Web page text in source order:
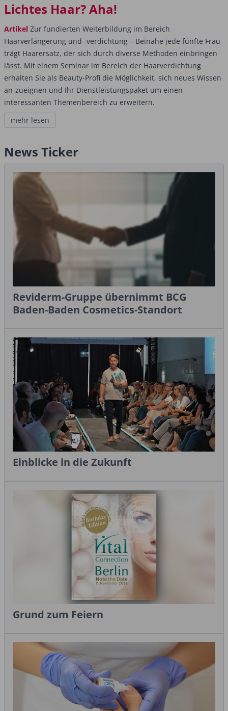
Lichtes Haar? Aha!
Artikel Zur fundierten Weiterbildung im Bereich
Haarverlängerung und -verdichtung – Beinahe jede fünfte Frau
trägt Haarersatz, der sich durch diverse Methoden einbringen
lässt. Mit einem Seminar im Bereich der Haarverdichtung
erhalten Sie als Beauty-Profi die Möglichkeit, sich neues Wissen
an-zueignen und Ihr Dienstleistungspaket um einen
interessanten Themenbereich zu erweitern.
mehr lesen
News Ticker
Reviderm-Gruppe übernimmt BCG
Baden-Baden Cosmetics-Standort
Einblicke in die Zukunft
Grund zum Feiern